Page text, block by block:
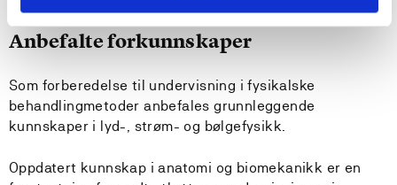
Anbefalte forkunnskaper
Som forberedelse til undervisning i fysikalske
behandlingmetoder anbefales grunnleggende
kunnskaper i lyd-, strøm- og bølgefysikk.
Oppdatert kunnskap i anatomi og biomekanikk er en